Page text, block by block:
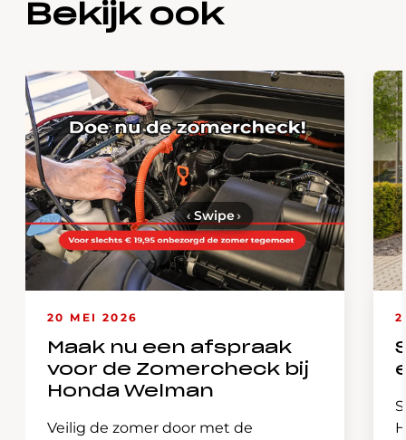
Bekijk ook
20 MEI 2026
Maak nu een afspraak
voor de Zomercheck bij
Honda Welman
Veilig de zomer door met de
‹ Swipe›